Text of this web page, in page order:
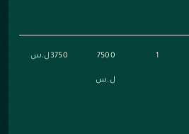
1
7500
ل.س
3750ل.س